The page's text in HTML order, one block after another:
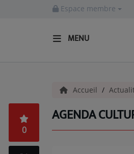
Espace membre
MENU
INFOS - ALLIER
AGENDA CULTUREL - ALLIER
Accueil
AGENDA
0